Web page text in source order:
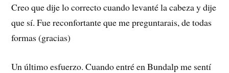
Creo que dije lo correcto cuando levanté la cabeza y dije
que sí. Fue reconfortante que me preguntarais, de todas
formas (gracias)
Un último esfuerzo. Cuando entré en Bundalp me sentí